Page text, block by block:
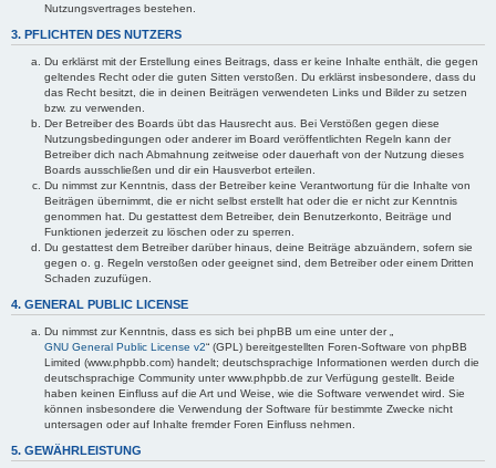
Nutzungsvertrages bestehen.
3. PFLICHTEN DES NUTZERS
Du erklärst mit der Erstellung eines Beitrags, dass er keine Inhalte enthält, die gegen
geltendes Recht oder die guten Sitten verstoßen. Du erklärst insbesondere, dass du
das Recht besitzt, die in deinen Beiträgen verwendeten Links und Bilder zu setzen
bzw. zu verwenden.
Der Betreiber des Boards übt das Hausrecht aus. Bei Verstößen gegen diese
Nutzungsbedingungen oder anderer im Board veröffentlichten Regeln kann der
Betreiber dich nach Abmahnung zeitweise oder dauerhaft von der Nutzung dieses
Boards ausschließen und dir ein Hausverbot erteilen.
Du nimmst zur Kenntnis, dass der Betreiber keine Verantwortung für die Inhalte von
Beiträgen übernimmt, die er nicht selbst erstellt hat oder die er nicht zur Kenntnis
genommen hat. Du gestattest dem Betreiber, dein Benutzerkonto, Beiträge und
Funktionen jederzeit zu löschen oder zu sperren.
Du gestattest dem Betreiber darüber hinaus, deine Beiträge abzuändern, sofern sie
gegen o. g. Regeln verstoßen oder geeignet sind, dem Betreiber oder einem Dritten
Schaden zuzufügen.
4. GENERAL PUBLIC LICENSE
Du nimmst zur Kenntnis, dass es sich bei phpBB um eine unter der „
GNU General Public License v2“ (GPL) bereitgestellten Foren-Software von phpBB
Limited (www.phpbb.com) handelt; deutschsprachige Informationen werden durch die
deutschsprachige Community unter www.phpbb.de zur Verfügung gestellt. Beide
haben keinen Einfluss auf die Art und Weise, wie die Software verwendet wird. Sie
können insbesondere die Verwendung der Software für bestimmte Zwecke nicht
untersagen oder auf Inhalte fremder Foren Einfluss nehmen.
5. GEWÄHRLEISTUNG